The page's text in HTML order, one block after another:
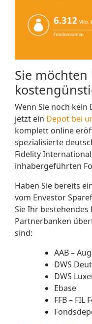
Sie
Wenn Sie noch kein
jetzt ein Depot bei
komplett online
spezialisierte
Fidelity
inhabergeführten
Haben Sie bereits
vom Envestor
Sie Ihr
Partnerbanken
sind:
AAB –
DWS
DWS
Ebase
FFB – FIL